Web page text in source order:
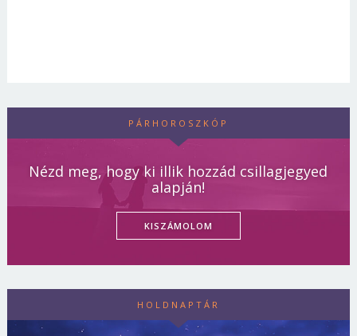
PÁRHOROSZKÓP
Nézd meg, hogy ki illik hozzád csillagjegyed
alapján!
KISZÁMOLOM
HOLDNAPTÁR